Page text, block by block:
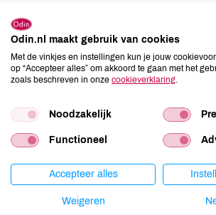
Allergenen
Aardnoten
niet
Ei
niet
Lactose
aanwezig
Mosterd
niet aanwezig
Noten
niet
Schaaldieren
niet
niet
Odin.nl maakt gebruik van cookies
Met de vinkjes en instellingen kun je jouw
op “Accepteer alles” om akkoord te gaan met het
zoals beschreven in onze cookieverklaring
Noodzakelijk
Functioneel
Accepteer alles
Weigeren